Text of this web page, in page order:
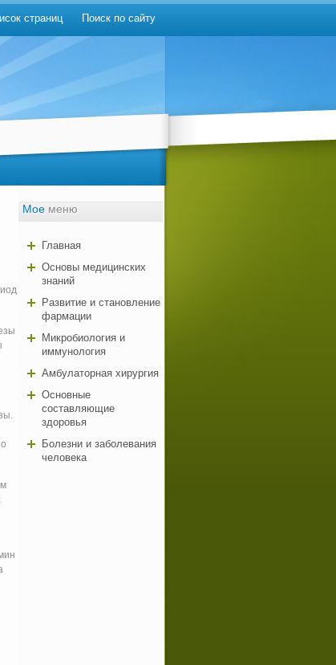
Поиск по сайту
страниц
Мое меню
Главная
Основы медицинских
знаний
Развитие и становление
фармации
Микробиология и
иммунология
Амбулаторная хирургия
Основные
составляющие
здоровья
Болезни и заболевания
человека